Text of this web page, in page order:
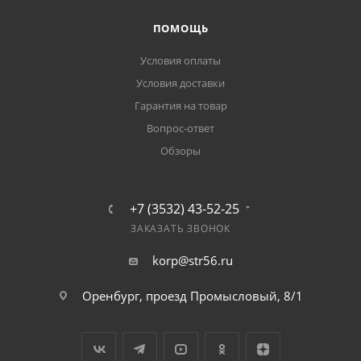
ПОМОЩЬ
Условия оплаты
Условия доставки
Гарантия на товар
Вопрос-ответ
Обзоры
+7 (3532) 43-52-25
ЗАКАЗАТЬ ЗВОНОК
korp@str56.ru
Оренбург, проезд Промысловый, 8/1